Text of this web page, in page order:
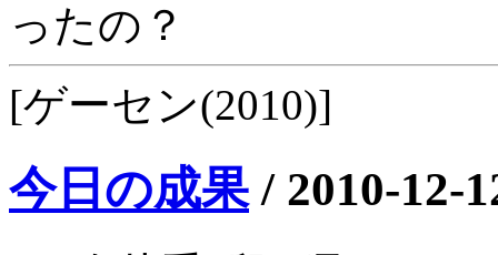
ったの？
[ゲーセン(2010)]
今日の成果/ 2010-12-